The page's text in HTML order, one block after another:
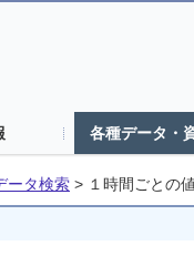
各種データ・
ータ検索 > １時間ごとの